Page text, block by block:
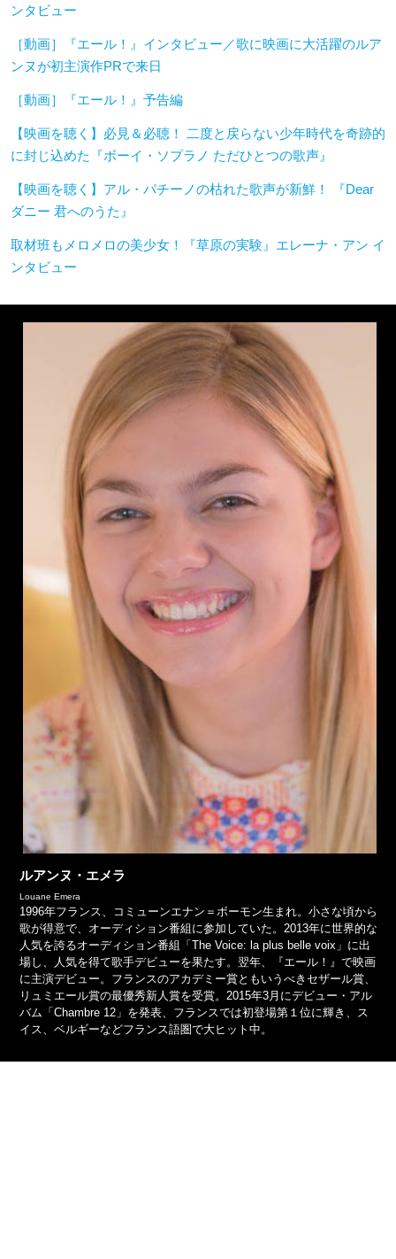
ンタビュー
［動画］『エール！』インタビュー／歌に映画に大活躍のルア
ンヌが初主演作PRで来日
［動画］『エール！』予告編
【映画を聴く】必見＆必聴！ 二度と戻らない少年時代を奇跡的
に封じ込めた『ボーイ・ソプラノ ただひとつの歌声』
【映画を聴く】アル・パチーノの枯れた歌声が新鮮！ 『Dear
ダニー 君へのうた』
取材班もメロメロの美少女！『草原の実験』エレーナ・アン イ
ンタビュー
ルアンヌ・エメラ
Louane Emera
1996年フランス、コミューンエナン＝ボーモン生まれ。小さな頃から
歌が得意で、オーディション番組に参加していた。2013年に世界的な
人気を誇るオーディション番組「The Voice: la plus belle voix」に出
場し、人気を得て歌手デビューを果たす。翌年、『エール！』で映画
に主演デビュー。フランスのアカデミー賞ともいうべきセザール賞、
リュミエール賞の最優秀新人賞を受賞。2015年3月にデビュー・アル
バム「Chambre 12」を発表、フランスでは初登場第１位に輝き、ス
イス、ベルギーなどフランス語圏で大ヒット中。